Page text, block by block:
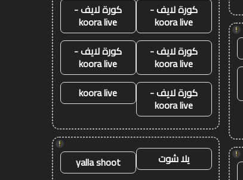
!
!
كورة لايف -
koora live
كورة لايف -
koora live
كورة لايف -
koora live
كورة لايف -
koora live
كورة لايف -
koora live
koora live
!
يلا شوت yalla shoot